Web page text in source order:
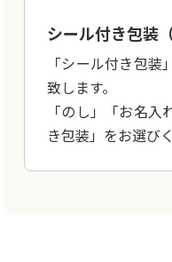
シール付き包装
「シール付き包
致します。
「のし」「お名
き包装」をお選び